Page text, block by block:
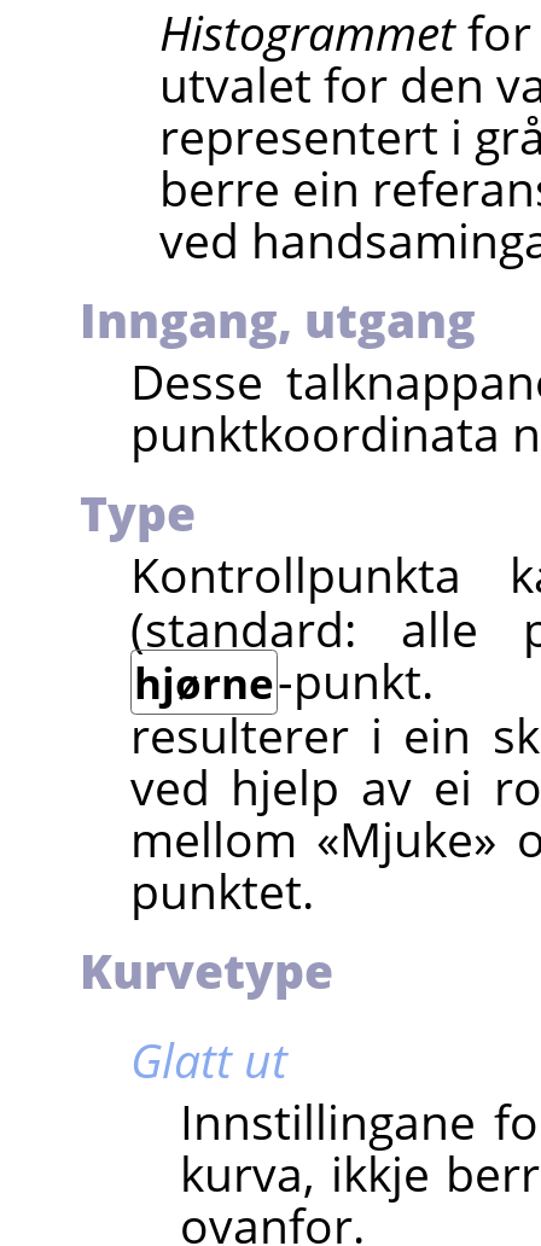
Histogrammetfor
utvalet for den
representert i
berre ein
ved
Inngang, utgang
Desse
punktkoordinata
Type
(standard: alle
hjørne-punkt.
resulterer i ein
ved hjelp av ei
mellom «Mjuke»
punktet.
Kurvetype
Glatt ut
Innstillingane
kurva, ikkje
ovanfor.